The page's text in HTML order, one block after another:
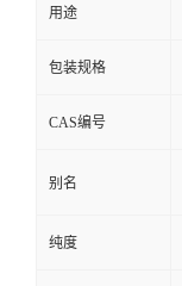
用途
包装规格
CAS编号
别名
纯度